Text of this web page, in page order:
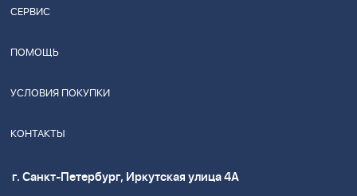
СЕРВИС
ПОМОЩЬ
УСЛОВИЯ ПОКУПКИ
КОНТАКТЫ
г. Санкт-Петербург, Иркутская улица 4А